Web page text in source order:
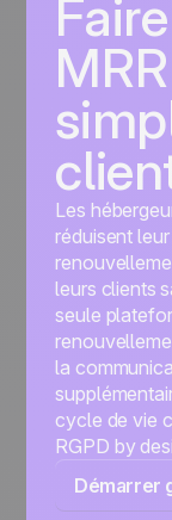
Les
réduisent
leurs clients
seule
la
cycle de vie
RGPD by
Démarrer